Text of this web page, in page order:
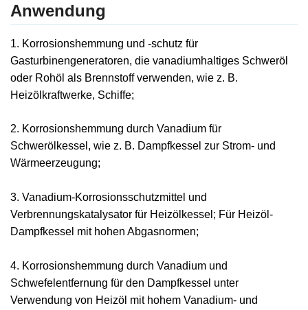
Anwendung
1. Korrosionshemmung und -schutz für
Gasturbinengeneratoren, die vanadiumhaltiges Schweröl
oder Rohöl als Brennstoff verwenden, wie z. B.
Heizölkraftwerke, Schiffe;
2. Korrosionshemmung durch Vanadium für
Schwerölkessel, wie z. B. Dampfkessel zur Strom- und
Wärmeerzeugung;
3. Vanadium-Korrosionsschutzmittel und
Verbrennungskatalysator für Heizölkessel; Für Heizöl-
Dampfkessel mit hohen Abgasnormen;
4. Korrosionshemmung durch Vanadium und
Schwefelentfernung für den Dampfkessel unter
Verwendung von Heizöl mit hohem Vanadium- und